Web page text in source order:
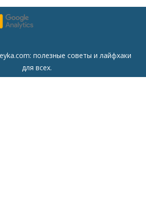
полезные советы и лайфхаки
для всех.